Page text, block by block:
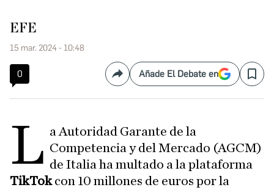
EFE
15 mar. 2024 - 10:48
0 CompartirAñade El Debate en Save
L a Autoridad Garante de la
Competencia y del Mercado (AGCM)
de Italia ha multado a la plataforma
TikTokcon 10 millones de euros por la